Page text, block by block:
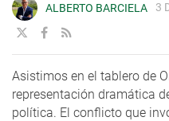
ALBERTO BARCIELA 3
Asistimos en el tablero de
representación dramática
política. El conflicto que